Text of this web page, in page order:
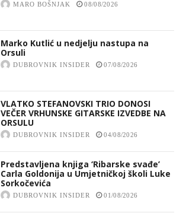
MARO BOŠNJAK 08/08/2026
Marko Kutlić u nedjelju nastupa na
Orsuli
DUBROVNIK INSIDER 07/08/2026
VLATKO STEFANOVSKI TRIO DONOSI
VEČER VRHUNSKE GITARSKE IZVEDBE NA
ORSULU
DUBROVNIK INSIDER 04/08/2026
Predstavljena knjiga ‘Ribarske svađe’
Carla Goldonija u Umjetničkoj školi Luke
Sorkočevića
DUBROVNIK INSIDER 01/08/2026